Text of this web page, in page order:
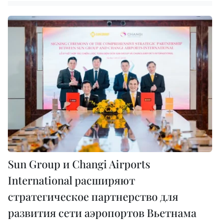
Sun Group и Changi Airports
International расширяют
стратегическое партнерство для
развития сети аэропортов Вьетнама